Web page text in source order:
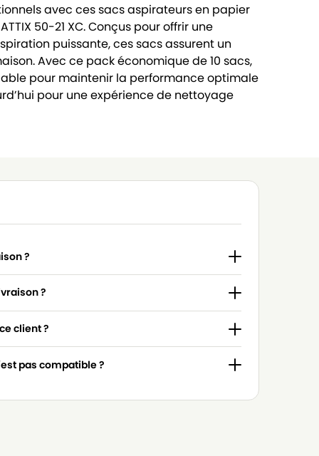
avec ces sacs aspirateurs en papier
50-21 XC. Conçus pour offrir une
puissante, ces sacs assurent un
Avec ce pack économique de 10 sacs,
pour maintenir la performance optimale
pour une expérience de nettoyage
?
?
client ?
pas compatible ?